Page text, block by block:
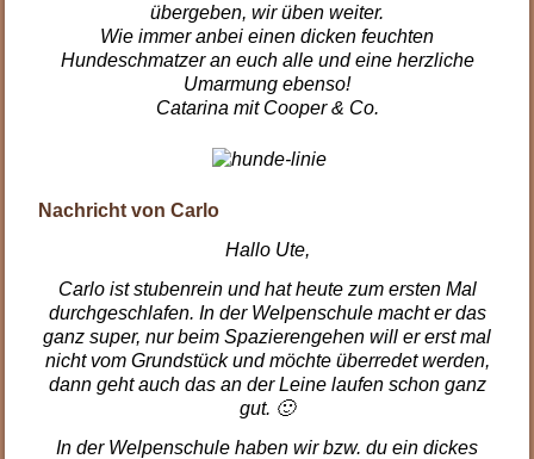
übergeben, wir üben weiter.
Wie immer anbei einen dicken feuchten
Hundeschmatzer an euch alle und eine herzliche
Umarmung ebenso!
Catarina mit Cooper & Co.
Nachricht von Carlo
Hallo Ute,
Carlo ist stubenrein und hat heute zum ersten Mal
durchgeschlafen. In der Welpenschule macht er das
ganz super, nur beim Spazierengehen will er erst mal
nicht vom Grundstück und möchte überredet werden,
dann geht auch das an der Leine laufen schon ganz
gut. 🙂
In der Welpenschule haben wir bzw. du ein dickes